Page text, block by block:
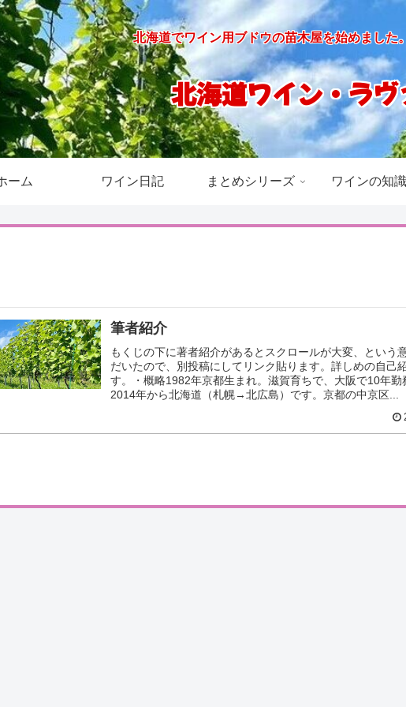
北海道でワイン用ブドウの苗木屋を始めました
北海道ワイン・ラヴ
ーム ワイン日記 まとめシリーズ ワインの知識
筆者紹介
もくじの下に著者紹介があるとスクロールが大変、という
だいたので、別投稿にしてリンク貼ります。詳しめの自己
す。・概略1982年京都生まれ。滋賀育ちで、大阪で10年勤
2014年から北海道（札幌→北広島）です。京都の中京区...